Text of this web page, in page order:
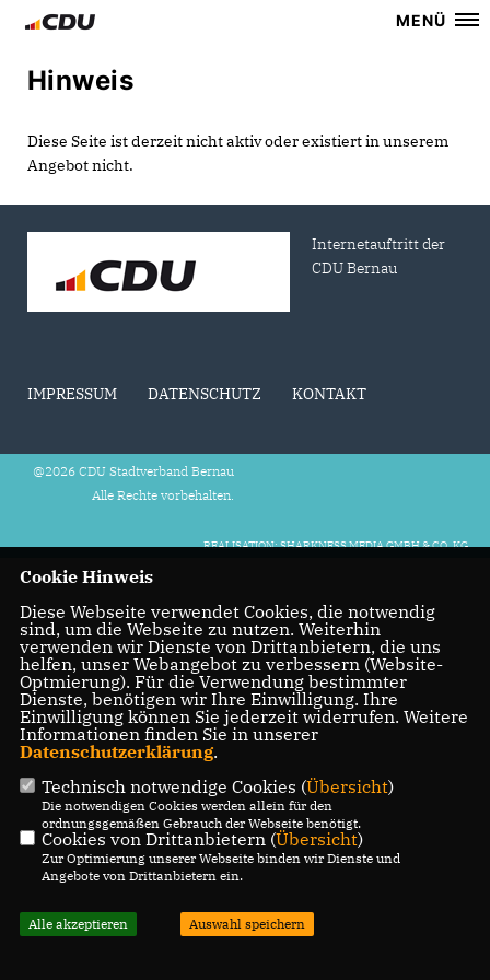
MENÜ
Hinweis
Diese Seite ist derzeit nicht aktiv oder existiert in unserem
Angebot nicht.
Internetauftritt der
CDU Bernau
IMPRESSUM DATENSCHUTZ KONTAKT
@2026 CDU Stadtverband Bernau
Alle Rechte vorbehalten.
REALISATION: SHARKNESS MEDIA GMBH & CO. KG
Cookie Hinweis
Diese Webseite verwendet Cookies, die notwendig
sind, um die Webseite zu nutzen. Weiterhin
verwenden wir Dienste von Drittanbietern, die uns
helfen, unser Webangebot zu verbessern (Website-
Optmierung). Für die Verwendung bestimmter
Dienste, benötigen wir Ihre Einwilligung. Ihre
Einwilligung können Sie jederzeit widerrufen. Weitere
Informationen finden Sie in unserer
Datenschutzerklärung.
Technisch notwendige Cookies (Übersicht)
Die notwendigen Cookies werden allein für den
ordnungsgemäßen Gebrauch der Webseite benötigt.
Cookies von Drittanbietern (Übersicht)
Zur Optimierung unserer Webseite binden wir Dienste und
Angebote von Drittanbietern ein.
Alle akzeptieren Auswahl speichern